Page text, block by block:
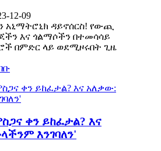
12-09
ዳይኖሰርስ! የውጪ
እና ጎልማሶችን በተመሳሳይ
በምድር ላይ ወደሚዞሩበት ጊዜ
ቀን ይከፈታል? እና
እንገባለን'